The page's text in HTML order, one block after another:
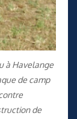
à Havelange
de camp
de